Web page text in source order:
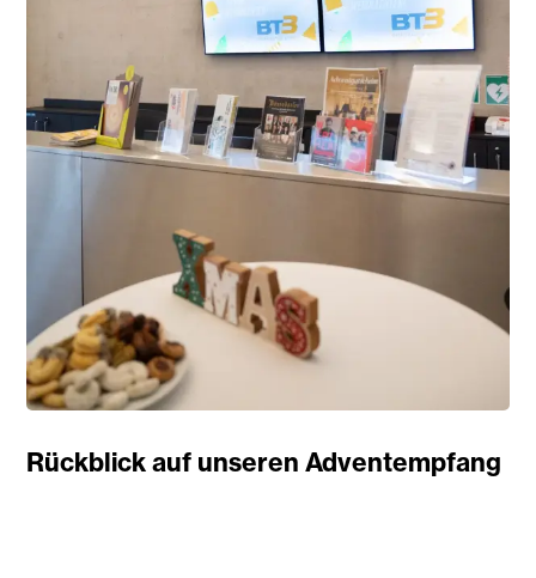
Rückblick auf unseren Adventempfang